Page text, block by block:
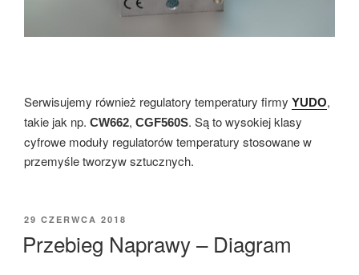
Serwisujemy również regulatory temperatury firmy YUDO,
takie jak np. CW662, CGF560S. Są to wysokiej klasy
cyfrowe moduły regulatorów temperatury stosowane w
przemyśle tworzyw sztucznych.
OPUBLIKOWANE
29 CZERWCA 2018
Przebieg Naprawy – Diagram